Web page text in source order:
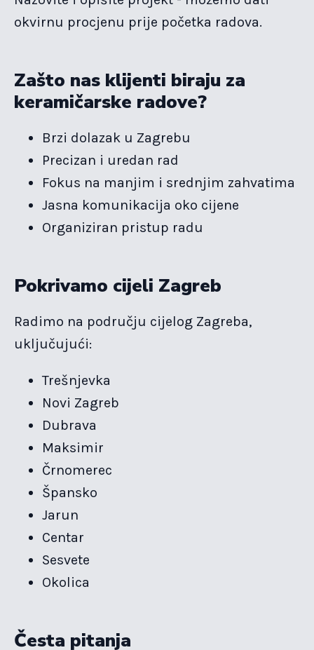
okvirnu procjenu prije početka radova.
Zašto nas klijenti biraju za
keramičarske radove?
Brzi dolazak u Zagrebu
Precizan i uredan rad
Fokus na manjim i srednjim zahvatima
Jasna komunikacija oko cijene
Organiziran pristup radu
Pokrivamo cijeli Zagreb
Radimo na području cijelog Zagreba,
uključujući:
Trešnjevka
Novi Zagreb
Dubrava
Maksimir
Črnomerec
Špansko
Jarun
Centar
Sesvete
Okolica
Česta pitanja